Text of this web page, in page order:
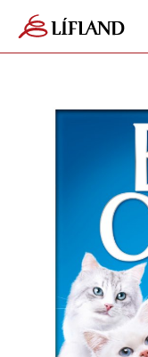
Karfan þín
Karfan er tóm.